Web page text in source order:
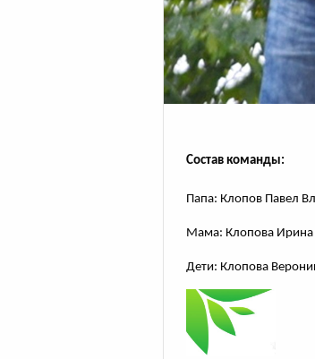
Состав команды:
Папа: Клопов Павел
Мама: Клопова Ирина
Дети: Клопова